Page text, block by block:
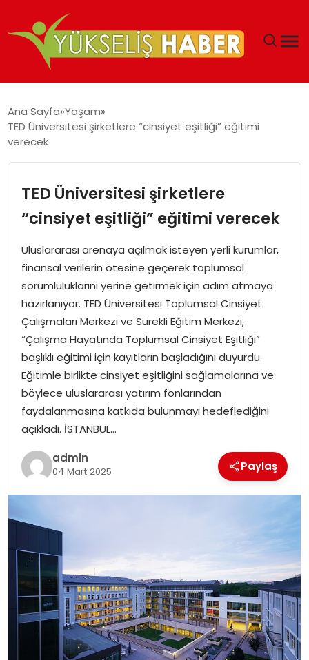
MALIYETLERINI AZALTIYOR’
Ana Sayfa Yaşam
TED Üniversitesi şirketlere “cinsiyet eşitliği” eğitimi
verecek
TED Üniversitesi şirketlere
“cinsiyet eşitliği” eğitimi verecek
Uluslararası arenaya açılmak isteyen yerli kurumlar,
finansal verilerin ötesine geçerek toplumsal
sorumluluklarını yerine getirmek için adım atmaya
hazırlanıyor. TED Üniversitesi Toplumsal Cinsiyet
Çalışmaları Merkezi ve Sürekli Eğitim Merkezi,
“Çalışma Hayatında Toplumsal Cinsiyet Eşitliği”
başlıklı eğitimi için kayıtların başladığını duyurdu.
Eğitimle birlikte cinsiyet eşitliğini sağlamalarına ve
böylece uluslararası yatırım fonlarından
faydalanmasına katkıda bulunmayı hedeflediğini
açıkladı. İSTANBUL…
admin
04 Mart 2025 Paylaş